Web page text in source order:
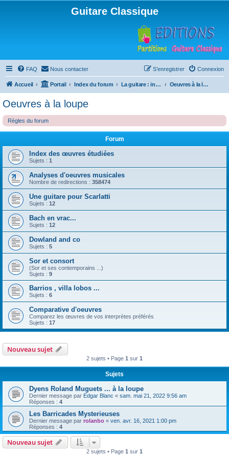
Guitare Classique
FAQ Nous contacter Connexion
S’enregistrer
Accueil Portail Index du forum La guitare : instrument, cours et théorie Oeuvres à la loupe
Oeuvres à la loupe
Règles du forum
Forum
Index des œuvres étudiées
Sujets : 1
Analyses d'oeuvres musicales
Nombre de redirections : 358474
Une guitare pour Scarlatti
Sujets : 12
Bach en vrac...
Sujets : 12
Dowland and co
Sujets : 5
Sor et consort
(Sor et ses contemporains ...)
Sujets : 9
Barrios , villa lobos ...
Sujets : 6
Comparative d'oeuvres
Comparez les œuvres de vos interprètes préférés
Sujets : 17
Nouveau sujet
2 sujets • Page 1 sur 1
Sujets
Dyens Roland Muguets ... à la loupe
Dernier message par Edgar Blanc « sam. mai 21, 2022 9:56 am
Réponses : 4
Les Barricades Mysterieuses
Dernier message par rolanbo « ven. avr. 16, 2021 1:00 pm
Réponses : 4
Nouveau sujet
2 sujets • Page 1 sur 1